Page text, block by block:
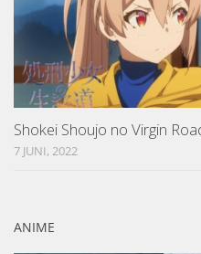
Shokei Shoujo no Virgin
7 JUNI, 2022
ANIME